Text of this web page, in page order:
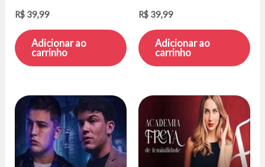
R$ 39,99
Adicionar ao
carrinho
R$ 39,99
Adicionar ao
carrinho